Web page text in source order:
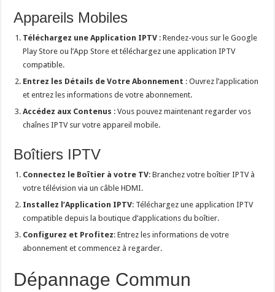
Appareils Mobiles
Téléchargez une Application IPTV : Rendez-vous sur le Google
Play Store ou l’App Store et téléchargez une application IPTV
compatible.
Entrez les Détails de Votre Abonnement : Ouvrez l’application
et entrez les informations de votre abonnement.
Accédez aux Contenus : Vous pouvez maintenant regarder vos
chaînes IPTV sur votre appareil mobile.
Boîtiers IPTV
Connectez le Boîtier à votre TV: Branchez votre boîtier IPTV à
votre télévision via un câble HDMI.
Installez l’Application IPTV: Téléchargez une application IPTV
compatible depuis la boutique d’applications du boîtier.
Configurez et Profitez: Entrez les informations de votre
abonnement et commencez à regarder.
Dépannage Commun